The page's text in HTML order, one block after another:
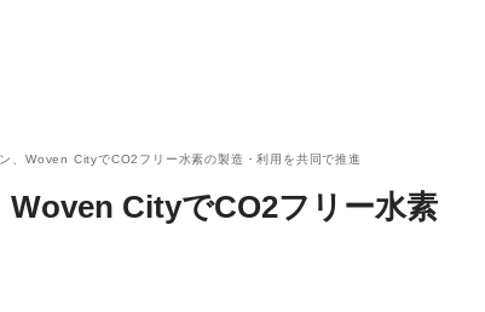
、Woven CityでCO2フリー水素の製造・利用を共同で推進
CityでCO2フリー水素